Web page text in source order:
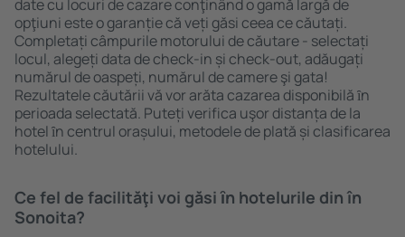
date cu locuri de cazare conţinând o gamă largă de
opţiuni este o garanție că veți găsi ceea ce căutați.
Completați câmpurile motorului de căutare - selectați
locul, alegeți data de check-in și check-out, adăugați
numărul de oaspeți, numărul de camere şi gata!
Rezultatele căutării vă vor arăta cazarea disponibilă ȋn
perioada selectată. Puteți verifica uşor distanța de la
hotel ȋn centrul orașului, metodele de plată și clasificarea
hotelului.
Ce fel de facilităţi voi găsi ȋn hotelurile din în
Sonoita?